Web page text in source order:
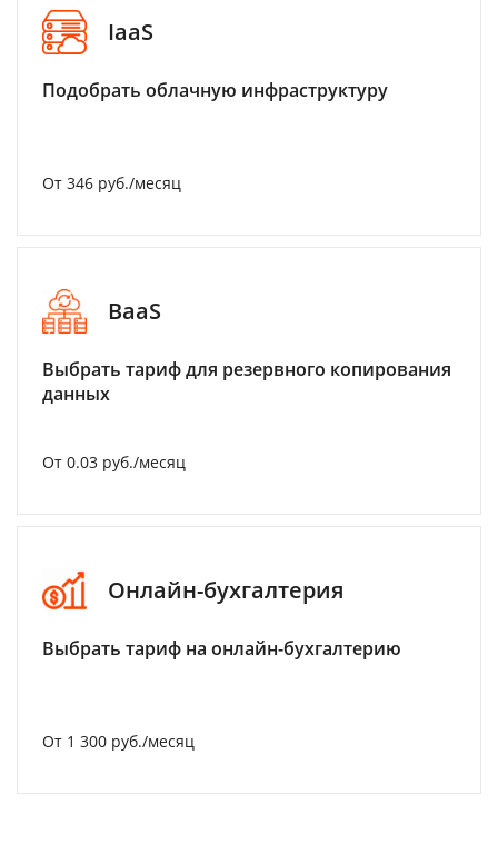
IaaS
Подобрать облачную инфраструктуру
От 346 руб./месяц
BaaS
Выбрать тариф для резервного копирования
данных
От 0.03 руб./месяц
Онлайн-бухгалтерия
Выбрать тариф на онлайн-бухгалтерию
От 1 300 руб./месяц